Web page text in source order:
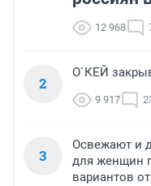
12 968
2
О`КЕЙ
9 917
3
Освежают и
для женщин
вариантов